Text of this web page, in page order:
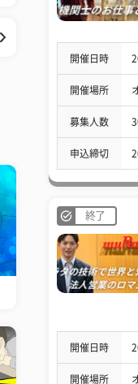
開催日時
開催場所
募集人数
申込締切
終了
開催日時
開催場所